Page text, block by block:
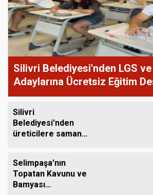
Silivri Belediyesi'nden LGS ve
Adaylarına Ücretsiz Eğitim
Silivri
Belediyesi'nden
üreticilere saman
Selimpaşa’nın
Topatan Kavunu ve
Bamyası